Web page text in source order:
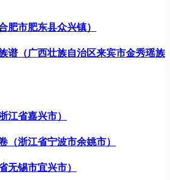
肥市肥东县众兴镇）
谱（广西壮族自治区来宾市金秀瑶族
江省嘉兴市）
（浙江省宁波市余姚市）
无锡市宜兴市）